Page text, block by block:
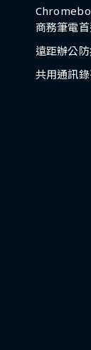
商務筆電
遠距辦公
共用通訊